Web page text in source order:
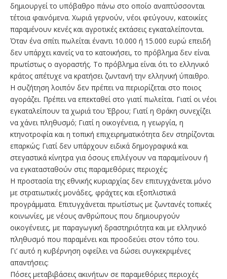
δημιουργεί το υπόβαθρο πάνω στο οποίο αναπτύσσονται
τέτοια φαινόμενα. Χωριά γερνούν, νέοι φεύγουν, κατοικίες
παραμένουν κενές και αγροτικές εκτάσεις εγκαταλείπονται.
Όταν ένα σπίτι πωλείται έναντι 10.000 ή 15.000 ευρώ επειδή
δεν υπάρχει κανείς να το κατοικήσει, το πρόβλημα δεν είναι
πρωτίστως ο αγοραστής. Το πρόβλημα είναι ότι το ελληνικό
κράτος απέτυχε να κρατήσει ζωντανή την ελληνική ύπαιθρο.
Η συζήτηση λοιπόν δεν πρέπει να περιορίζεται στο ποιος
αγοράζει. Πρέπει να επεκταθεί στο γιατί πωλείται. Γιατί οι νέοι
εγκαταλείπουν τα χωριά του Έβρου; Γιατί η Θράκη συνεχίζει
να χάνει πληθυσμό; Γιατί η οικογένεια, η γεωργία, η
κτηνοτροφία και η τοπική επιχειρηματικότητα δεν στηρίζονται
επαρκώς; Γιατί δεν υπάρχουν ειδικά δημογραφικά και
στεγαστικά κίνητρα για όσους επιλέγουν να παραμείνουν ή
να εγκατασταθούν στις παραμεθόριες περιοχές;
Η προστασία της εθνικής κυριαρχίας δεν επιτυγχάνεται μόνο
με στρατιωτικές μονάδες, φράχτες και εξοπλιστικά
προγράμματα. Επιτυγχάνεται πρωτίστως με ζωντανές τοπικές
κοινωνίες, με νέους ανθρώπους που δημιουργούν
οικογένειες, με παραγωγική δραστηριότητα και με ελληνικό
πληθυσμό που παραμένει και προοδεύει στον τόπο του.
Γι’ αυτό η κυβέρνηση οφείλει να δώσει συγκεκριμένες
απαντήσεις:
Πόσες μεταβιβάσεις ακινήτων σε παραμεθόριες περιοχές